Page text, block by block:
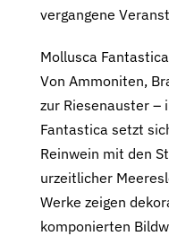
vergangene
Mollusca
Von Ammoniten,
zur Riesenauster –
Fantastica setzt
Reinwein mit den
urzeitlicher
Werke zeigen
komponierten